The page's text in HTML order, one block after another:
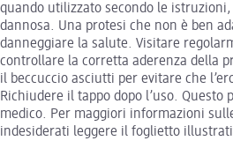
quando utilizzato secondo le istruzioni,
dannosa. Una protesi che non è ben
danneggiare la salute. Visitare
controllare la corretta aderenza della
il beccuccio asciutti per evitare che
Richiudere il tappo dopo l’uso. Questo
medico. Per maggiori informazioni
indesiderati leggere il foglietto